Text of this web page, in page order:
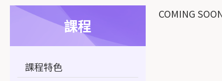
COMING
課程
課程特色